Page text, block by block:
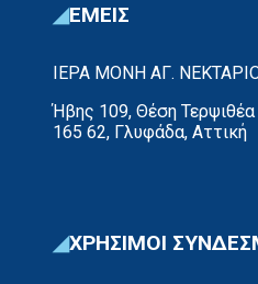
ΕΜΕΙΣ
ΙΕΡΑ ΜΟΝΗ ΑΓ.
Ήβης 109, Θέση
165 62, Γλυφάδα, Αττική
ΧΡΗΣΙΜΟΙ